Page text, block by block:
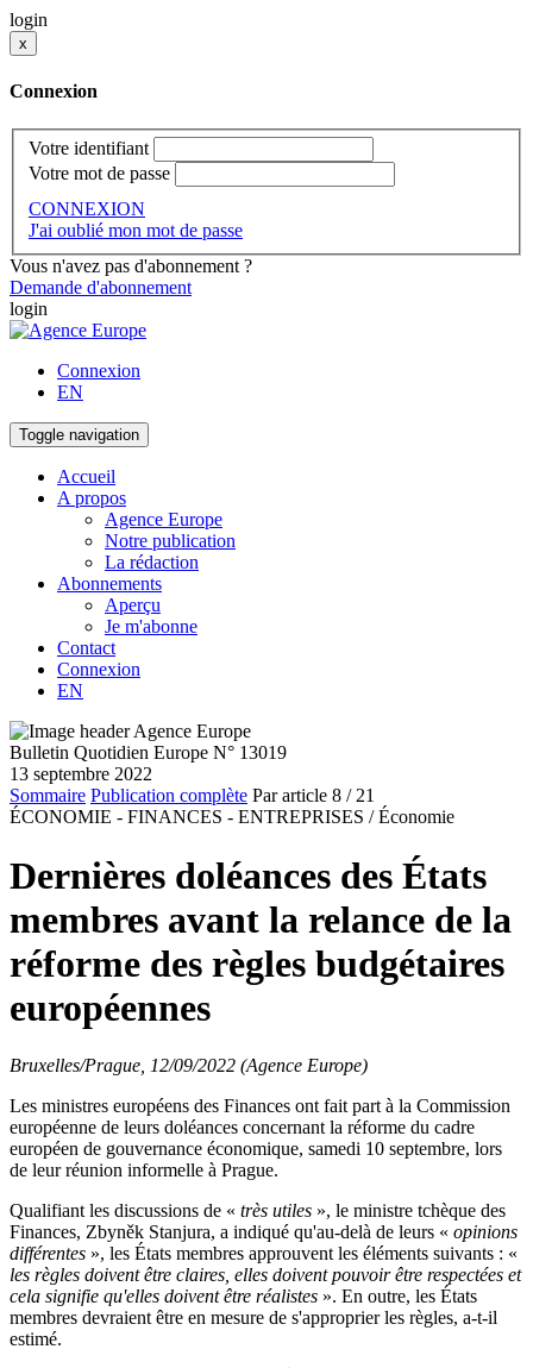
login
x
Connexion
Votre identifiant
Votre mot de passe
CONNEXION
J'ai oublié mon mot de passe
Vous n'avez pas d'abonnement ?
Demande d'abonnement
login
Connexion
EN
Toggle navigation
Accueil
A propos
Agence Europe
Notre publication
La rédaction
Abonnements
Aperçu
Je m'abonne
Contact
Connexion
EN
Bulletin Quotidien Europe N° 13019
13 septembre 2022
Sommaire Publication complète Par article 8 / 21
ÉCONOMIE - FINANCES - ENTREPRISES / Économie
Dernières doléances des États
membres avant la relance de la
réforme des règles budgétaires
européennes
Bruxelles/Prague, 12/09/2022 (Agence Europe)
Les ministres européens des Finances ont fait part à la Commission
européenne de leurs doléances concernant la réforme du cadre
européen de gouvernance économique, samedi 10 septembre, lors
de leur réunion informelle à Prague.
Qualifiant les discussions de « très utiles », le ministre tchèque des
Finances, Zbyněk Stanjura, a indiqué qu'au-delà de leurs « opinions
différentes », les États membres approuvent les éléments suivants : «
les règles doivent être claires, elles doivent pouvoir être respectées et
cela signifie qu'elles doivent être réalistes ». En outre, les États
membres devraient être en mesure de s'approprier les règles, a-t-il
estimé.